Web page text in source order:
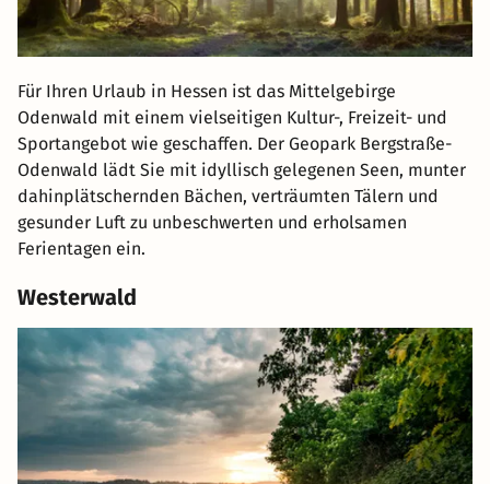
Für Ihren Urlaub in Hessen ist das Mittelgebirge
Odenwald mit einem vielseitigen Kultur-, Freizeit- und
Sportangebot wie geschaffen. Der Geopark Bergstraße-
Odenwald lädt Sie mit idyllisch gelegenen Seen, munter
dahinplätschernden Bächen, verträumten Tälern und
gesunder Luft zu unbeschwerten und erholsamen
Ferientagen ein.
Westerwald